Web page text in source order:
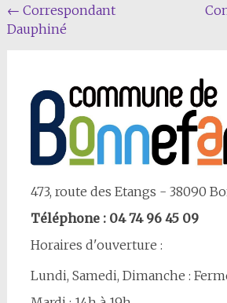
Navigation
Article
← Correspondant
Dauphiné
473, route des Etangs - 38090
Téléphone : 04 74 96 45 09
Horaires d'ouverture :
Lundi, Samedi, Dimanche :